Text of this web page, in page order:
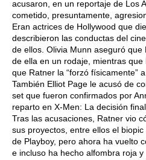
acusaron, en un reportaje de Los
cometido, presuntamente,
Eran actrices de Hollywood que
describieron las conductas del
de ellos. Olivia Munn aseguró
de ella en un rodaje, mientras
que Ratner la “forzó físicamente”
También Elliot Page le acusó de
set que fueron confirmados por
reparto en X-Men: La decisión
Tras las acusaciones, Ratner vio
sus proyectos, entre ellos el
de Playboy, pero ahora ha vuelto
e incluso ha hecho alfombra roja